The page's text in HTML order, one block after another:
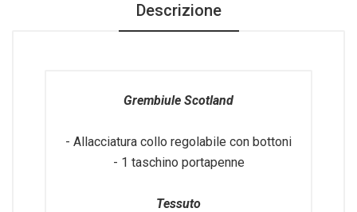
Descrizione
Grembiule Scotland
- Allacciatura collo regolabile con bottoni
- 1 taschino portapenne
Tessuto